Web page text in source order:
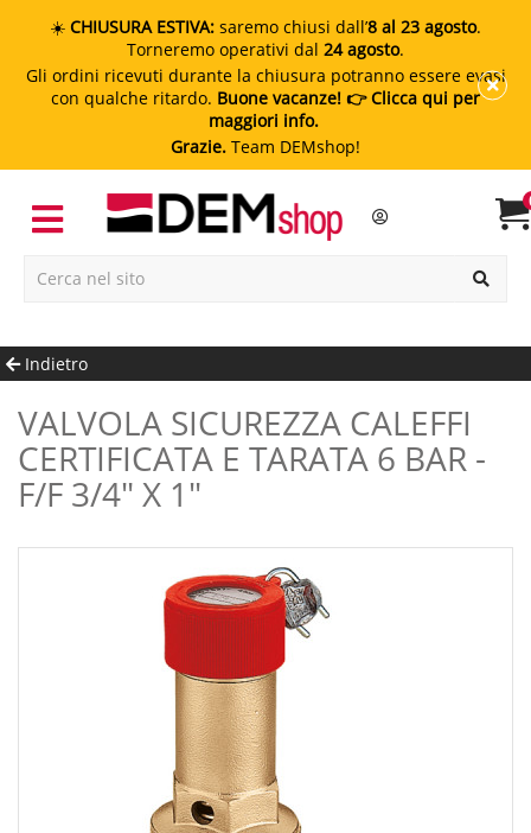
☀️ CHIUSURA ESTIVA: saremo chiusi dall’8 al 23 agosto.
Torneremo operativi dal 24 agosto.
Gli ordini ricevuti durante la chiusura potranno essere evasi
con qualche ritardo. Buone vacanze! 👉 Clicca qui per
maggiori info.
Grazie. Team DEMshop!
Indietro
VALVOLA SICUREZZA CALEFFI
CERTIFICATA E TARATA 6 BAR -
F/F 3/4" X 1"